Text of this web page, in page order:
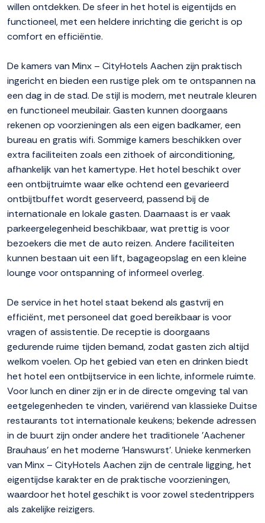
willen ontdekken. De sfeer in het hotel is eigentijds en
functioneel, met een heldere inrichting die gericht is op
comfort en efficiëntie.
De kamers van Minx – CityHotels Aachen zijn praktisch
ingericht en bieden een rustige plek om te ontspannen na
een dag in de stad. De stijl is modern, met neutrale kleuren
en functioneel meubilair. Gasten kunnen doorgaans
rekenen op voorzieningen als een eigen badkamer, een
bureau en gratis wifi. Sommige kamers beschikken over
extra faciliteiten zoals een zithoek of airconditioning,
afhankelijk van het kamertype. Het hotel beschikt over
een ontbijtruimte waar elke ochtend een gevarieerd
ontbijtbuffet wordt geserveerd, passend bij de
internationale en lokale gasten. Daarnaast is er vaak
parkeergelegenheid beschikbaar, wat prettig is voor
bezoekers die met de auto reizen. Andere faciliteiten
kunnen bestaan uit een lift, bagageopslag en een kleine
lounge voor ontspanning of informeel overleg.
De service in het hotel staat bekend als gastvrij en
efficiënt, met personeel dat goed bereikbaar is voor
vragen of assistentie. De receptie is doorgaans
gedurende ruime tijden bemand, zodat gasten zich altijd
welkom voelen. Op het gebied van eten en drinken biedt
het hotel een ontbijtservice in een lichte, informele ruimte.
Voor lunch en diner zijn er in de directe omgeving tal van
eetgelegenheden te vinden, variërend van klassieke Duitse
restaurants tot internationale keukens; bekende adressen
in de buurt zijn onder andere het traditionele 'Aachener
Brauhaus' en het moderne 'Hanswurst'. Unieke kenmerken
van Minx – CityHotels Aachen zijn de centrale ligging, het
eigentijdse karakter en de praktische voorzieningen,
waardoor het hotel geschikt is voor zowel stedentrippers
als zakelijke reizigers.